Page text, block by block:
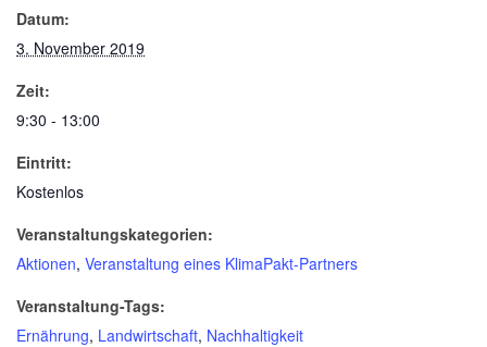
Datum:
3. November 2019
Zeit:
9:30 - 13:00
Eintritt:
Kostenlos
Veranstaltungskategorien:
Aktionen, Veranstaltung eines KlimaPakt-Partners
Veranstaltung-Tags:
Ernährung, Landwirtschaft, Nachhaltigkeit